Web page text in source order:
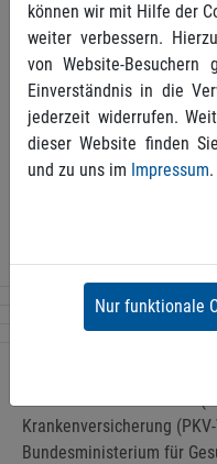
Zurück
GOÄ Novellierung
Krankenversicherung
Bundesministerium für
können wir mit Hilfe der
weiter verbessern.
von Website-Besuchern
Einverständnis in die
jederzeit widerrufen.
dieser Website finden
und zu uns im Impressum.
Nur funktionale